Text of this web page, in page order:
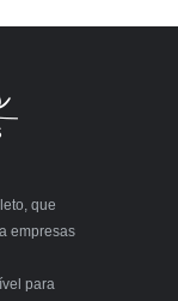
que
empresas
para